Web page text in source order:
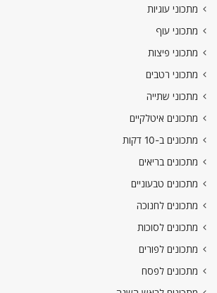
מתכוני עוגיות
מתכוני עוף
מתכוני פיצות
מתכוני רטבים
מתכוני שתייה
מתכונים איטלקיים
מתכונים ב-10 דקות
מתכונים בריאים
מתכונים טבעוניים
מתכונים לחנוכה
מתכונים לסוכות
מתכונים לפורים
מתכונים לפסח